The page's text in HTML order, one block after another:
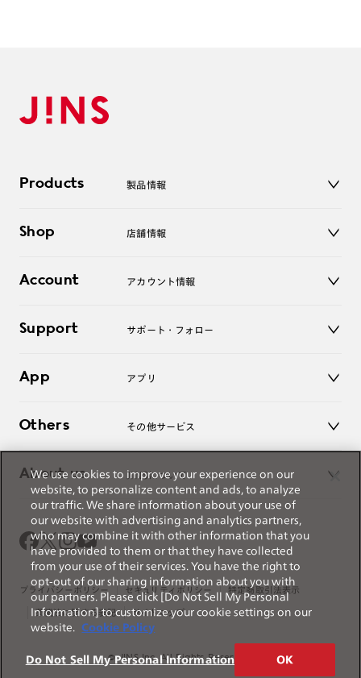
Products 製品情報
サングラス
コンタクトレンズ
アクセサリー
Shop 店舗情報
オンラインショップ
Account アカウント情報
ログアウト
Support サポート・フォロー
よくあるご質問
お問い合わせ
App アプリ
Others その他サービス
レンズ交換
オンラインギフト
価格案内
About us JINSについて
Magnify Life
会社概要
採用情報
法人のお客様
出店について
プライバシーポリシー セキュリティポリシー 特定商取引法表示
薬機法に関する表記 サイトマップ
© JINS Inc. All Rights Reserved.
We use cookies to improve your experience on our
website, to personalize content and ads, to analyze
our traffic. We share information about your use of
our website with advertising and analytics partners,
who may combine it with other information that you
have provided to them or that they have collected
from your use of their services. You have the right to
opt-out of our sharing information about you with
our partners. Please click [Do Not Sell My Personal
Information] to customize your cookie settings on our
website.
Cookie Policy
Do Not Sell My Personal Information OK